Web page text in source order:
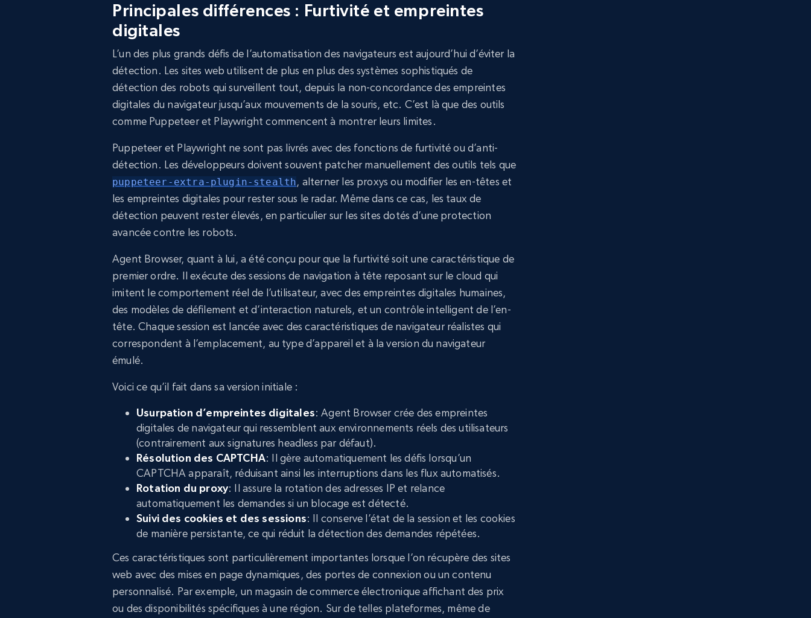
Principales différences : Furtivité et empreintes
digitales
L’un des plus grands défis de l’automatisation des navigateurs est aujourd’hui d’éviter la
détection. Les sites web utilisent de plus en plus des systèmes sophistiqués de
détection des robots qui surveillent tout, depuis la non-concordance des empreintes
digitales du navigateur jusqu’aux mouvements de la souris, etc. C’est là que des outils
comme Puppeteer et Playwright commencent à montrer leurs limites.
Puppeteer et Playwright ne sont pas livrés avec des fonctions de furtivité ou d’anti-
détection. Les développeurs doivent souvent patcher manuellement des outils tels que
puppeteer-extra-plugin-stealth, alterner les proxys ou modifier les en-têtes et
les empreintes digitales pour rester sous le radar. Même dans ce cas, les taux de
détection peuvent rester élevés, en particulier sur les sites dotés d’une protection
avancée contre les robots.
Agent Browser, quant à lui, a été conçu pour que la furtivité soit une caractéristique de
premier ordre. Il exécute des sessions de navigation à tête reposant sur le cloud qui
imitent le comportement réel de l’utilisateur, avec des empreintes digitales humaines,
des modèles de défilement et d’interaction naturels, et un contrôle intelligent de l’en-
tête. Chaque session est lancée avec des caractéristiques de navigateur réalistes qui
correspondent à l’emplacement, au type d’appareil et à la version du navigateur
émulé.
Voici ce qu’il fait dans sa version initiale :
Usurpation d’empreintes digitales: Agent Browser crée des empreintes
digitales de navigateur qui ressemblent aux environnements réels des utilisateurs
(contrairement aux signatures headless par défaut).
Résolution des CAPTCHA: Il gère automatiquement les défis lorsqu’un
CAPTCHA apparaît, réduisant ainsi les interruptions dans les flux automatisés.
Rotation du proxy: Il assure la rotation des adresses IP et relance
automatiquement les demandes si un blocage est détecté.
Suivi des cookies et des sessions: Il conserve l’état de la session et les cookies
de manière persistante, ce qui réduit la détection des demandes répétées.
Ces caractéristiques sont particulièrement importantes lorsque l’on récupère des sites
web avec des mises en page dynamiques, des portes de connexion ou un contenu
personnalisé. Par exemple, un magasin de commerce électronique affichant des prix
ou des disponibilités spécifiques à une région. Sur de telles plateformes, même de